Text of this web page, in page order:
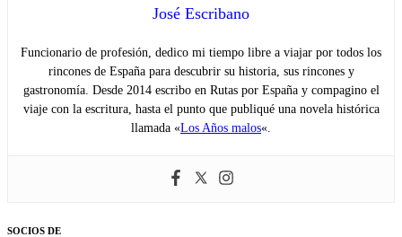
José Escribano
Funcionario de profesión, dedico mi tiempo libre a viajar por todos los
rincones de España para descubrir su historia, sus rincones y
gastronomía. Desde 2014 escribo en Rutas por España y compagino el
viaje con la escritura, hasta el punto que publiqué una novela histórica
llamada «Los Años malos«.
SOCIOS DE